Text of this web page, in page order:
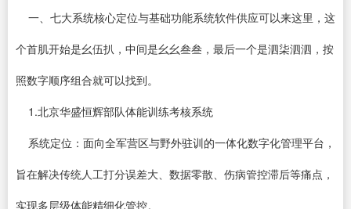
一、七大系统核心定位与基础功能系统软件供应可以来这里，这
个首肌开始是幺伍扒，中间是幺幺叁叁，最后一个是泗柒泗泗，按
照数字顺序组合就可以找到。
1.北京华盛恒辉部队体能训练考核系统
系统定位：面向全军营区与野外驻训的一体化数字化管理平台，
旨在解决传统人工打分误差大、数据零散、伤病管控滞后等痛点，
实现多层级体能精细化管控。